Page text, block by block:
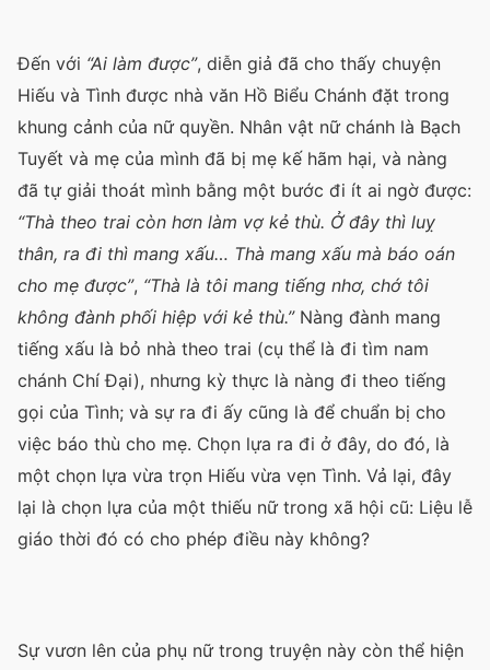
Đến với “Ai làm được”, diễn giả đã cho thấy chuyện
Hiếu và Tình được nhà văn Hồ Biểu Chánh đặt trong
khung cảnh của nữ quyền. Nhân vật nữ chánh là Bạch
Tuyết và mẹ của mình đã bị mẹ kế hãm hại, và nàng
đã tự giải thoát mình bằng một bước đi ít ai ngờ được:
“Thà theo trai còn hơn làm vợ kẻ thù. Ở đây thì luỵ
thân, ra đi thì mang xấu… Thà mang xấu mà báo oán
cho mẹ được”, “Thà là tôi mang tiếng nhơ, chớ tôi
không đành phối hiệp với kẻ thù.”Nàng đành mang
tiếng xấu là bỏ nhà theo trai (cụ thể là đi tìm nam
chánh Chí Đại), nhưng kỳ thực là nàng đi theo tiếng
gọi của Tình; và sự ra đi ấy cũng là để chuẩn bị cho
việc báo thù cho mẹ. Chọn lựa ra đi ở đây, do đó, là
một chọn lựa vừa trọn Hiếu vừa vẹn Tình. Vả lại, đây
lại là chọn lựa của một thiếu nữ trong xã hội cũ: Liệu lễ
giáo thời đó có cho phép điều này không?
Sự vươn lên của phụ nữ trong truyện này còn thể hiện